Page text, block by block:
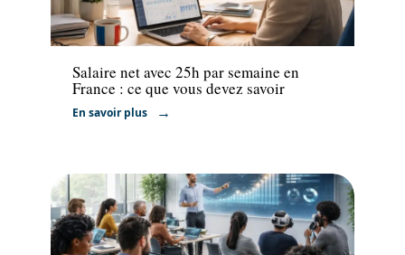
Emploi
Salaire net avec 25h par semaine en
France : ce que vous devez savoir
En savoir plus